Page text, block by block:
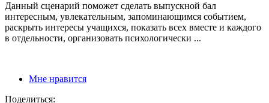
Данный сценарий поможет сделать выпускной бал
интересным, увлекательным, запоминающимся событием,
раскрыть интересы учащихся, показать всех вместе и каждого
в отдельности, организовать психологически ...
Мне нравится
Поделиться: